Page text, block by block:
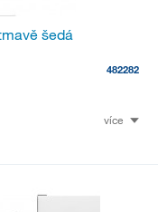
šedá
482282
více